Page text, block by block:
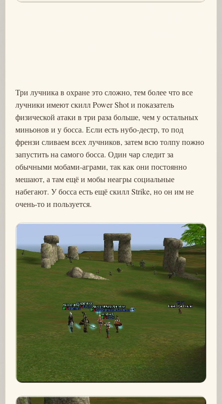
Три лучника в охране это сложно, тем более что все
лучники имеют скилл Power Shot и показатель
физической атаки в три раза больше, чем у остальных
миньонов и у босса. Если есть нубо-дестр, то под
френзи сливаем всех лучников, затем всю толпу пожно
запустить на самого босса. Один чар следит за
обычными мобами-аграми, так как они постоянно
мешают, а там ещё и мобы неагры социальные
набегают. У босса есть ещё скилл Strike, но он им не
очень-то и пользуется.